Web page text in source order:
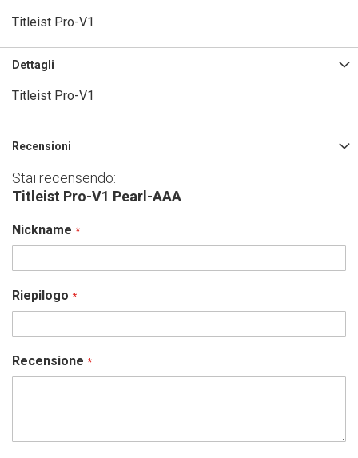
Titleist Pro-V1
Dettagli
Titleist Pro-V1
Recensioni
Stai recensendo:
Titleist Pro-V1 Pearl-AAA
Nickname
Riepilogo
Recensione